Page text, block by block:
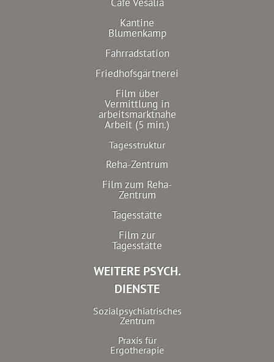
Kantine
Blumenkamp
Fahrradstation
Friedhofsgärtnerei
Film über
Vermittlung in
arbeitsmarktnahe
Arbeit (5 min.)
Tagesstruktur
Reha-Zentrum
Film zum Reha-
Zentrum
Tagesstätte
Film zur
Tagesstätte
WEITERE PSYCH.
DIENSTE
Sozialpsychiatrisches
Zentrum
Praxis für
Ergotherapie